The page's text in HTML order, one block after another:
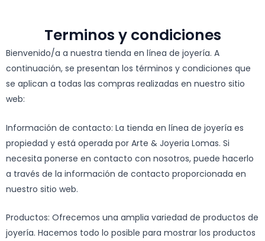
Terminos y condiciones
Bienvenido/a a nuestra tienda en línea de joyería. A
continuación, se presentan los términos y condiciones que
se aplican a todas las compras realizadas en nuestro sitio
web:
Información de contacto: La tienda en línea de joyería es
propiedad y está operada por Arte & Joyeria Lomas. Si
necesita ponerse en contacto con nosotros, puede hacerlo
a través de la información de contacto proporcionada en
nuestro sitio web.
Productos: Ofrecemos una amplia variedad de productos de
joyería. Hacemos todo lo posible para mostrar los productos